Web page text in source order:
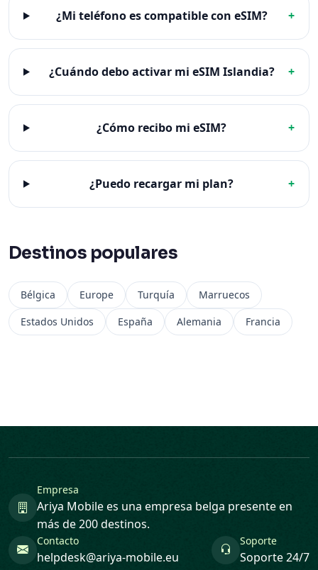
¿Mi teléfono es compatible con eSIM? +
¿Cuándo debo activar mi eSIM Islandia? +
¿Cómo recibo mi eSIM? +
¿Puedo recargar mi plan? +
Destinos populares
Bélgica Europe Turquía
Marruecos
Estados Unidos
España Alemania Francia
Empresa
Ariya Mobile es una empresa belga presente en
más de 200 destinos.
Contacto
helpdesk@ariya-mobile.eu
Soporte
Soporte 24/7